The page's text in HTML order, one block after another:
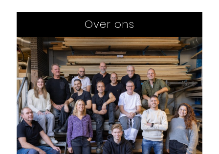
Over ons